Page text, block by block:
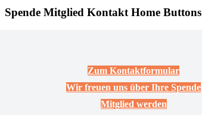
Spende Mitglied Kontakt Home Buttons
Zum Kontaktformular
Wir freuen uns über Ihre Spende
Mitglied werden